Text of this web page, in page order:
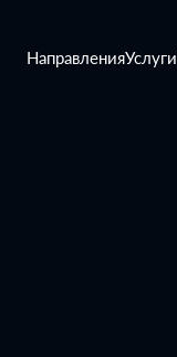
НаправленияУслуги